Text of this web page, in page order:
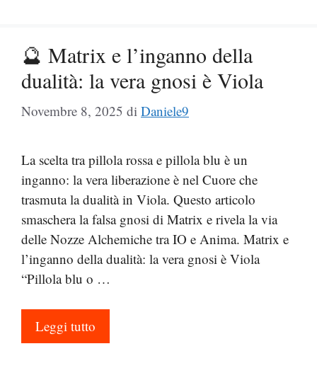
🔮 Matrix e l’inganno della
dualità: la vera gnosi è Viola
Novembre 8, 2025 di Daniele9
La scelta tra pillola rossa e pillola blu è un
inganno: la vera liberazione è nel Cuore che
trasmuta la dualità in Viola. Questo articolo
smaschera la falsa gnosi di Matrix e rivela la via
delle Nozze Alchemiche tra IO e Anima. Matrix e
l’inganno della dualità: la vera gnosi è Viola
“Pillola blu o …
Leggi tutto